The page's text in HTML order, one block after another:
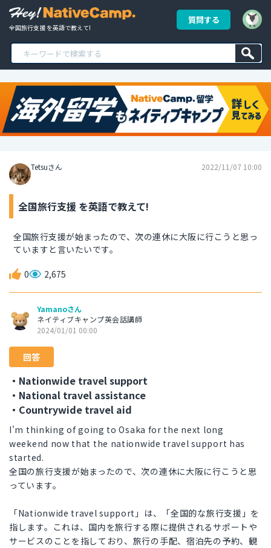
全国旅行支援 を英語で教えて!
質問する
Tetsuさん 2022/11/07 10:00
全国旅行支援 を英語で教えて!
全国旅行支援が始まったので、次の連休に大阪に行こうと思っ
ていますと言いたいです。
0 2,675
Yamanoさん
ネイティブキャンプ英会話講師
2024/01/01 00:00
回答
・Nationwide travel support
・National travel assistance
・Countrywide travel aid
I'm thinking of going to Osaka for the next long
weekend now that the nationwide travel support has
started.
全国の旅行支援が始まったので、次の連休に大阪に行こうと思
っています。
「Nationwide travel support」は、「全国的な旅行支援」を
指します。これは、国内を旅行する際に提供されるサポートや
サービスのことを指しており、旅行の手配、宿泊先の予約、観